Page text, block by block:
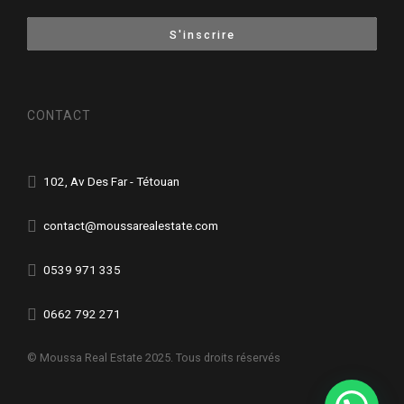
CONTACT
102, Av Des Far - Tétouan
contact@moussarealestate.com
0539 971 335
0662 792 271
© Moussa Real Estate 2025. Tous droits réservés